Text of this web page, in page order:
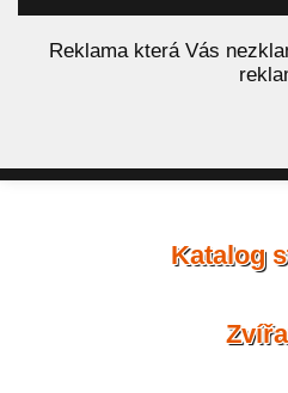
Reklama která Vás
Katalog